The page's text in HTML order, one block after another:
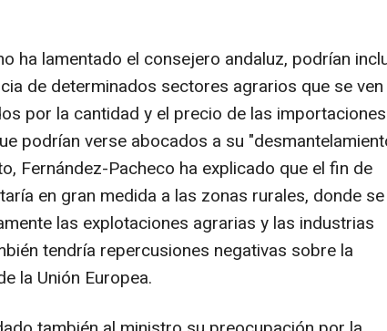
ha lamentado el consejero andaluz, podrían
de determinados sectores agrarios que se ven
por la cantidad y el precio de las importaciones
podrían verse abocados a su
Fernández-Pacheco ha explicado que el fin de
en gran medida a las zonas rurales, donde se
las explotaciones agrarias y las industrias
tendría repercusiones negativas sobre la
la Unión Europea.